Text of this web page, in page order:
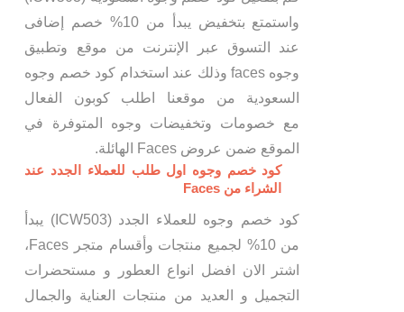
واستمتع بتخفيض يبدأ من 10% خصم إضافى
عند التسوق عبر الإنترنت من موقع وتطبيق
وجوه faces وذلك عند استخدام كود خصم وجوه
السعودية من موقعنا اطلب كوبون الفعال
مع خصومات وتخفيضات وجوه المتوفرة في
الموقع ضمن عروض Faces الهائلة.
كود خصم وجوه اول طلب للعملاء الجدد عند
الشراء من Faces
كود خصم وجوه للعملاء الجدد (ICW503) يبدأ
من 10% لجميع منتجات وأقسام متجر Faces،
اشتر الان افضل انواع العطور و مستحضرات
التجميل و العديد من منتجات العناية والجمال